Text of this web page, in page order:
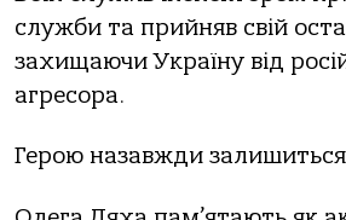
служби та прийняв свій
захищаючи Україну від
агресора.
Герою назавжди залишиться